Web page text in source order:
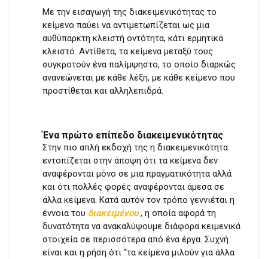
Με την εισαγωγή της διακειμενικότητας το
κείμενο παύει να αντιμετωπίζεται ως μια
αυθύπαρκτη κλειστή οντότητα, κάτι ερμητικά
κλειστό. Αντίθετα, τα κείμενα μεταξύ τους
συγκροτούν ένα παλίμψηστο, το οποίο διαρκώς
ανανεώνεται με κάθε λέξη, με κάθε κείμενο που
προστίθεται και αλληλεπιδρά.
Ένα πρώτο επίπεδο διακειμενικότητας
Στην πιο απλή εκδοχή της η διακειμενικότητα
εντοπίζεται στην άποψη ότι τα κείμενα δεν
αναφέρονται μόνο σε μια πραγματικότητα αλλά
και ότι πολλές φορές αναφέρονται άμεσα σε
άλλα κείμενα. Κατά αυτόν τον τρόπο γεννιέται η
έννοια του διακειμένου, η οποία αφορά τη
δυνατότητα να ανακαλύψουμε διάφορα κειμενικά
στοιχεία σε περισσότερα από ένα έργα. Συχνή
είναι και η ρήση ότι “τα κείμενα μιλούν για άλλα